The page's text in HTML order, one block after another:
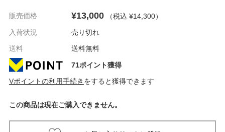
販売価格 ¥13,000 （税込 ¥14,300）
入荷状況
売り切れ
送料
送料無料
71ポイント獲得
Vポイントの利用手続き をすると獲得できます
この商品は現在ご購入できません。